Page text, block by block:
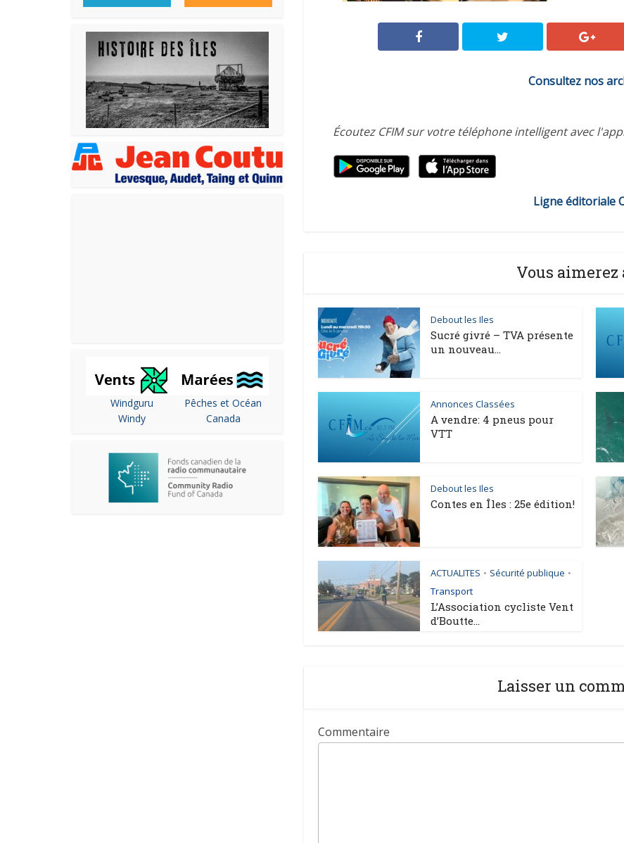
Windguru
Windy
Pêches et Océan
Canada
Consultez nos
Écoutez CFIM sur votre téléphone intelligent avec
Ligne éditoriale
Vous aimerez
Debout les Iles
Sucré givré – TVA présente
un nouveau...
Annonces Classées
A vendre: 4 pneus pour
VTT
Debout les Iles
Contes en Îles : 25e édition!
ACTUALITES • Sécurité publique •
Transport
L’Association cycliste Vent
d’Boutte...
Laisser un
Commentaire